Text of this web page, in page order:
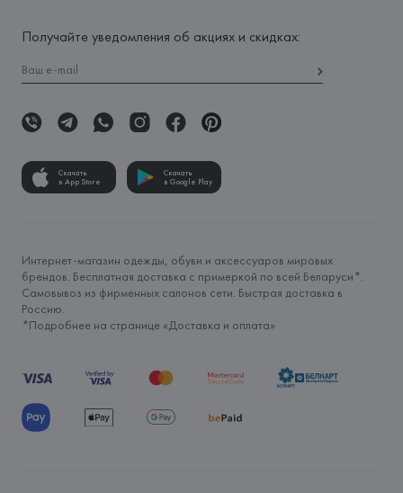
Получайте уведомления об акциях и скидках:
Скачать
в App Store
Скачать
в Google Play
Интернет-магазин одежды, обуви и аксессуаров мировых
брендов. Бесплатная доставка с примеркой по всей Беларуси*.
Самовывоз из фирменных салонов сети. Быстрая доставка в
Россию.
*Подробнее на странице «Доставка и оплата»